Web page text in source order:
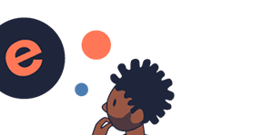
L'ASSOCIATION BOOK1